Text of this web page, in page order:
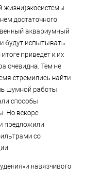
жизни)экосистемы
достаточного
аквариумный
будут испытывать
приведет к их
очевидна. Тем не
стремились найти
шумной работы
способы
Но вскоре
предложили
со
навязчивого